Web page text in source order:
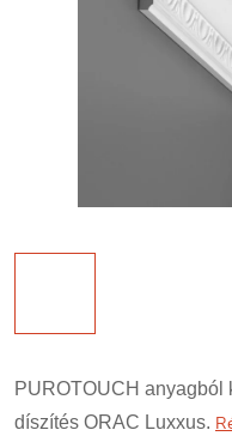
PUROTOUCH anyagból
díszítés ORAC Luxxus.